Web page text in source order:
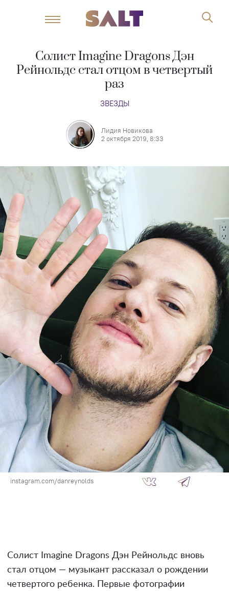
Солист Imagine Dragons Дэн
Рейнольдс стал отцом в четвертый
раз
ЗВЕЗДЫ
Лидия Новикова
2 октября 2019, 8:33
instagram.com/danreynolds
Солист Imagine Dragons Дэн Рейнольдс вновь
стал отцом — музыкант рассказал о рождении
четвертого ребенка. Первые фотографии